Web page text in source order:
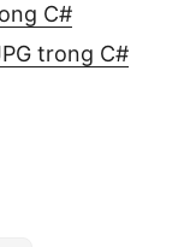
C#
trong C#